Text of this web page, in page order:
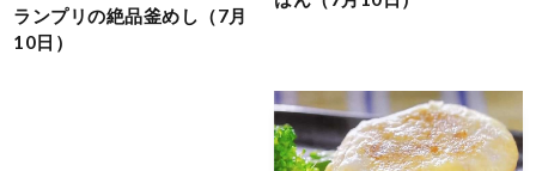
ランプリの絶品釜めし（7月
10日）